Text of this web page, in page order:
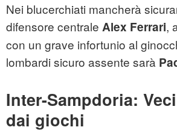
Nei blucerchiati mancherà
difensore centrale Alex Ferrari,
con un grave infortunio al
lombardi sicuro assente sarà
Inter-Sampdoria:
dai giochi